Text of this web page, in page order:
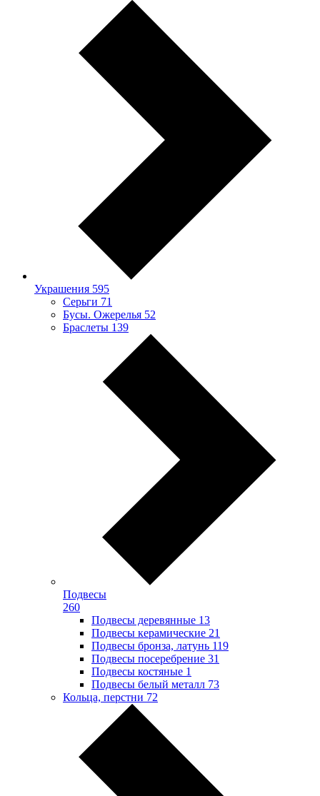
Украшения 595
Серьги 71
Бусы. Ожерелья 52
Браслеты 139
Подвесы
260
Подвесы деревянные 13
Подвесы керамические 21
Подвесы бронза, латунь 119
Подвесы посеребрение 31
Подвесы костяные 1
Подвесы белый металл 73
Кольца, перстни 72